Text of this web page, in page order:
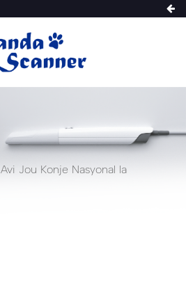
Avi Jou Konje Nasyonal la